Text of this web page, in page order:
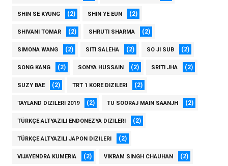
SHIN SE KYUNG (2) SHIN YE EUN (2)
SHIVANI TOMAR (2) SHRUTI SHARMA (2)
SIMONA WANG (2) SITI SALEHA (2) SO JI SUB (2)
SONG KANG (2) SONYA HUSSAIN (2) SRITI JHA (2)
SUZY BAE (2) TRT 1 KORE DIZILERI (2)
TAYLAND DIZILERI 2019 (2) TU SOORAJ MAIN SAANJH (2)
TÜRKÇE ALTYAZILI ENDONEZYA DIZILERI (2)
TÜRKÇE ALTYAZILI JAPON DIZILERI (2)
VIJAYENDRA KUMERIA (2) VIKRAM SINGH CHAUHAN (2)